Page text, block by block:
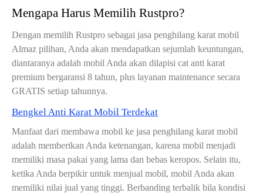
Mengapa Harus Memilih Rustpro?
Dengan memilih Rustpro sebagai jasa penghilang karat mobil
Almaz pilihan, Anda akan mendapatkan sejumlah keuntungan,
diantaranya adalah mobil Anda akan dilapisi cat anti karat
premium bergaransi 8 tahun, plus layanan maintenance secara
GRATIS setiap tahunnya.
Bengkel Anti Karat Mobil Terdekat
Manfaat dari membawa mobil ke jasa penghilang karat mobil
adalah memberikan Anda ketenangan, karena mobil menjadi
memiliki masa pakai yang lama dan bebas keropos. Selain itu,
ketika Anda berpikir untuk menjual mobil, mobil Anda akan
memiliki nilai jual yang tinggi. Berbanding terbalik bila kondisi